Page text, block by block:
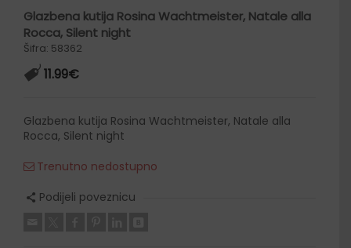
Glazbena kutija Rosina Wachtmeister, Natale alla
Rocca, Silent night
Šifra: 58362
11.99€
Glazbena kutija Rosina Wachtmeister, Natale alla
Rocca, Silent night
Trenutno nedostupno
Podijeli poveznicu